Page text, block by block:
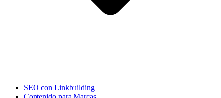
SEO con Linkbuilding
Contenido para Marcas